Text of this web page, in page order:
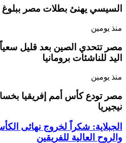
السيسي يهنئ بطلات مصر ببلوغ
منذ يومين
مصر تتحدي الصين بعد قليل
اليد للناشئات برومانيا
منذ يومين
مصر تودع كأس أمم إفريقيا
نيجيريا
الجبلاية: شكراً لخروج نهائى
والروح العالية للفريقين